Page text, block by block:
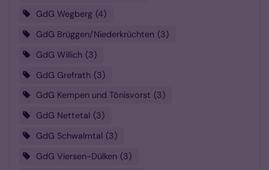
GdG Wegberg 4
GdG Brüggen/Niederkrüchten 3
GdG Willich 3
GdG Grefrath 3
GdG Kempen und Tönisvorst
3
GdG Nettetal 3
GdG Schwalmtal 3
GdG Viersen-Dülken 3